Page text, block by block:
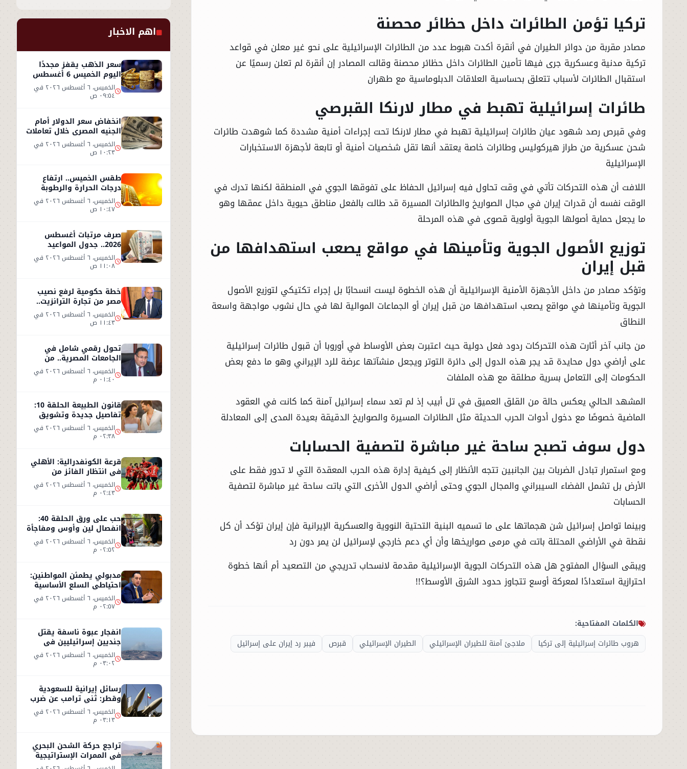
الأخبار
العالم
الاقتصاد
الصباح الرياضي
الحوادث
المنوعات
أسرار السياسة
تركيا تؤمن الطائرات داخل حظائر محصنة
مصادر مقربة من دوائر الطيران في أنقرة أكدت هبوط عدد من الطائرات الإسرائيلية على نحو غير معلن في قواعد
تركية مدنية وعسكرية جرى فيها تأمين الطائرات داخل حظائر محصنة وقالت المصادر إن أنقرة لم تعلن رسميًا عن
استقبال الطائرات لأسباب تتعلق بحساسية العلاقات الدبلوماسية مع طهران
طائرات إسرائيلية تهبط في مطار لارنكا القبرصي
وفي قبرص رصد شهود عيان طائرات إسرائيلية تهبط في مطار لارنكا تحت إجراءات أمنية مشددة كما شوهدت طائرات
شحن عسكرية من طراز هيركوليس وطائرات خاصة يعتقد أنها تقل شخصيات أمنية أو تابعة لأجهزة الاستخبارات
الإسرائيلية
اللافت أن هذه التحركات تأتي في وقت تحاول فيه إسرائيل الحفاظ على تفوقها الجوي في المنطقة لكنها تدرك في
الوقت نفسه أن قدرات إيران في مجال الصواريخ والطائرات المسيرة قد طالت بالفعل مناطق حيوية داخل عمقها وهو
ما يجعل حماية أصولها الجوية أولوية قصوى في هذه المرحلة
توزيع الأصول الجوية وتأمينها في مواقع يصعب استهدافها من
قبل إيران
وتؤكد مصادر من داخل الأجهزة الأمنية الإسرائيلية أن هذه الخطوة ليست انسحابًا بل إجراء تكتيكي لتوزيع الأصول
الجوية وتأمينها في مواقع يصعب استهدافها من قبل إيران أو الجماعات الموالية لها في حال نشوب مواجهة واسعة
النطاق
من جانب آخر أثارت هذه التحركات ردود فعل دولية حيث اعتبرت بعض الأوساط في أوروبا أن قبول طائرات إسرائيلية
على أراضي دول محايدة قد يجر هذه الدول إلى دائرة التوتر ويجعل منشآتها عرضة للرد الإيراني وهو ما دفع بعض
الحكومات إلى التعامل بسرية مطلقة مع هذه الملفات
المشهد الحالي يعكس حالة من القلق العميق في تل أبيب إذ لم تعد سماء إسرائيل آمنة كما كانت في العقود
الماضية خصوصًا مع دخول أدوات الحرب الحديثة مثل الطائرات المسيرة والصواريخ الدقيقة بعيدة المدى إلى المعادلة
دول سوف تصبح ساحة غير مباشرة لتصفية الحسابات
ومع استمرار تبادل الضربات بين الجانبين تتجه الأنظار إلى كيفية إدارة هذه الحرب المعقدة التي لا تدور فقط على
الأرض بل تشمل الفضاء السيبراني والمجال الجوي وحتى أراضي الدول الأخرى التي باتت ساحة غير مباشرة لتصفية
الحسابات
وبينما تواصل إسرائيل شن هجماتها على ما تسميه البنية التحتية النووية والعسكرية الإيرانية فإن إيران تؤكد أن كل
نقطة في الأراضي المحتلة باتت في مرمى صواريخها وأن أي دعم خارجي لإسرائيل لن يمر دون رد
ويبقى السؤال المفتوح هل هذه التحركات الجوية الإسرائيلية مقدمة لانسحاب تدريجي من التصعيد أم أنها خطوة
احترازية استعدادًا لمعركة أوسع تتجاوز حدود الشرق الأوسط؟!!
الكلمات المفتاحية:
هروب طائرات إسرائيلية إلى تركيا
ملاجئ آمنة للطيران الإسرائيلي الطيران الإسرائيلي قبرص فيبر رد إيران على إسرائيل
اهم الاخبار
سعر الذهب يقفز مجددًا
اليوم الخميس 6 أغسطس
2026.. وعيار 21 يسجل هذا
المستوى الخميس، ٦ أغسطس ٢٠٢٦ في
٠٩:٥٤ ص
انخفاض سعر الدولار أمام
الجنيه المصري خلال تعاملات
الخميس 6 أغسطس 2026 الخميس، ٦ أغسطس ٢٠٢٦ في
١٠:٢٣ ص
طقس الخميس.. ارتفاع
درجات الحرارة والرطوبة
يزيدان الإحساس بالحر الخميس، ٦ أغسطس ٢٠٢٦ في
١٠:٤٧ ص
صرف مرتبات أغسطس
2026.. جدول المواعيد
وأحدث تفاصيل الحد الأدنى
للأجور الخميس، ٦ أغسطس ٢٠٢٦ في
١١:٠٨ ص
خطة حكومية لرفع نصيب
مصر من تجارة الترانزيت..
تصريحات وزير النقل من
العين السخنة الخميس، ٦ أغسطس ٢٠٢٦ في
١١:٤٣ ص
تحول رقمي شامل في
الجامعات المصرية.. من
البنية التكنولوجية إلى
التعليم الذكي الخميس، ٦ أغسطس ٢٠٢٦ في
٠١:٤٠ م
قانون الطبيعة الحلقة 10:
تفاصيل جديدة وتشويق
بعد نهاية مشوقة للحلقة 9
الخميس، ٦ أغسطس ٢٠٢٦ في
٠٢:٣٨ م
قرعة الكونفدرالية: الأهلي
في انتظار الفائز من
مقديشو سيتي وكيتاراالخميس، ٦ أغسطس ٢٠٢٦ في
٠٢:٤٣ م
حب على ورق الحلقة 40:
انفصال لين وأوس ومفاجأة
جديدة داخل الشركة الخميس، ٦ أغسطس ٢٠٢٦ في
٠٢:٥٢ م
مدبولي يطمئن المواطنين:
احتياطي السلع الأساسية
آمن ويغطي الاستهلاك
لعام كامل الخميس، ٦ أغسطس ٢٠٢٦ في
٠٢:٥٧ م
انفجار عبوة ناسفة يقتل
جنديين إسرائيليين في
جنوب لبنان وردود فعل
متباينة الخميس، ٦ أغسطس ٢٠٢٦ في
٠٣:٠٢ م
رسائل إيرانية للسعودية
وقطر: ثني ترامب عن ضرب
إيران أو سنرد على الخليج
الخميس، ٦ أغسطس ٢٠٢٦ في
٠٣:١٣ م
تراجع حركة الشحن البحري
في الممرات الإستراتيجية
وسط تصعيد أمني